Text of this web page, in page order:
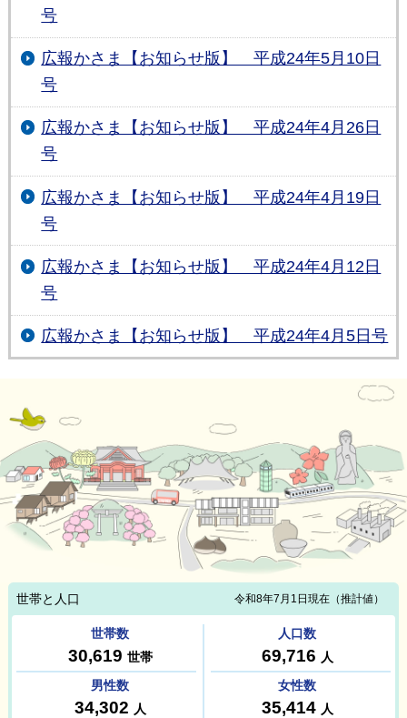
号
広報かさま【お知らせ版】 平成24年5月10日
号
広報かさま【お知らせ版】 平成24年4月26日
号
広報かさま【お知らせ版】 平成24年4月19日
号
広報かさま【お知らせ版】 平成24年4月12日
号
広報かさま【お知らせ版】 平成24年4月5日号